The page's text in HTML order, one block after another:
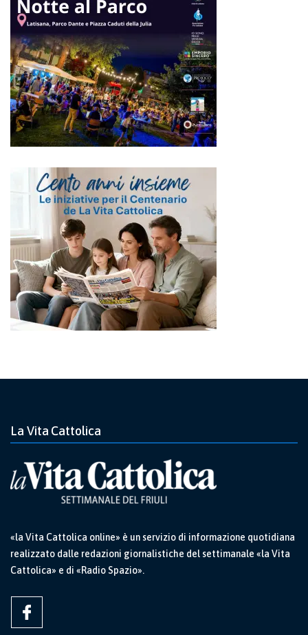
La Vita Cattolica
«la Vita Cattolica online» è un servizio di informazione quotidiana
realizzato dalle redazioni giornalistiche del settimanale «la Vita
Cattolica» e di «Radio Spazio».